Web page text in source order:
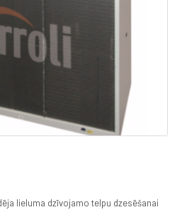
lieluma dzīvojamo telpu dzesēšanai